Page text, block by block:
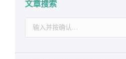
文章搜索